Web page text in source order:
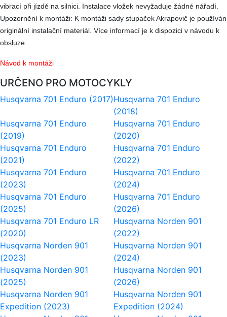
vibrací při jízdě na silnici. Instalace vložek nevyžaduje žádné nářadí.
Upozornění k montáži: K montáži sady stupaček Akrapovič je používán
originální instalační materiál. Více informací je k dispozici v návodu k
obsluze.
Návod k montáži
URČENO PRO MOTOCYKLY
Husqvarna 701 Enduro (2017)Husqvarna 701 Enduro
(2018)
Husqvarna 701 Enduro
(2019)
Husqvarna 701 Enduro
(2020)
Husqvarna 701 Enduro
(2021)
Husqvarna 701 Enduro
(2022)
Husqvarna 701 Enduro
(2023)
Husqvarna 701 Enduro
(2024)
Husqvarna 701 Enduro
(2025)
Husqvarna 701 Enduro
(2026)
Husqvarna 701 Enduro LR
(2020)
Husqvarna Norden 901
(2022)
Husqvarna Norden 901
(2023)
Husqvarna Norden 901
(2024)
Husqvarna Norden 901
(2025)
Husqvarna Norden 901
(2026)
Husqvarna Norden 901
Expedition (2023)
Husqvarna Norden 901
Expedition (2024)